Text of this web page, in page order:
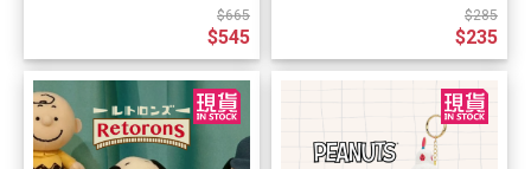
$665
$545
$285
$235